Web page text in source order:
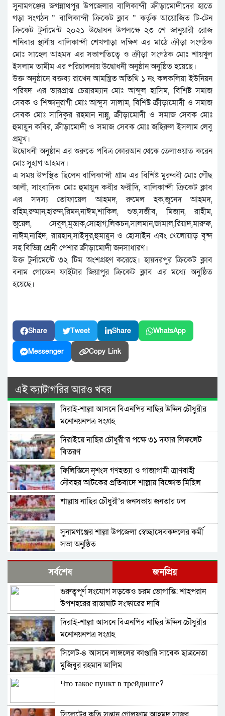
সুনামগঞ্জের জগন্নাথপুর উপজেলার বালিকান্দী ক্রীড়ামোদীদের হাতে
গড়া সংগঠন ” বালিকান্দী ক্রিকেট ক্লাব ” কর্তৃক আয়োজিত টি-টেন
ক্রিকেট টুর্নামেন্ট ২০২১ উদ্বোধন উপলক্ষে ২৩ শে জানুয়ারী রোজ
শনিবার স্থানীয় বালিকান্দী শেখপাড়া দক্ষিণ এর মাঠে ক্রীড়া সংগঠক
মোঃ সাহেল আহমদ এর সভাপতিত্বে ও ক্রীড়া সংগঠক মোঃ শায়খুল
ইসলাম তামীম এর পরিচালনায় উদ্বোধনী অনুষ্ঠান অনুষ্ঠিত হয়েছে।
উক্ত অনুষ্ঠানে বক্তব্য রাখেন আমন্ত্রিত অতিথি ১ নং কলকলিয়া ইউনিয়ন
পরিষদ এর ভারপ্রাপ্ত চেয়ারম্যান মোঃ আব্দুল হাসিম, বিশিষ্ট সমাজ
সেবক ও শিক্ষানুরাগী মোঃ আব্দুস সালাম, বিশিষ্ট ক্রীড়ামোদী ও সমাজ
সেবক মোঃ সাদিকুর রহমান নান্নু, ক্রীড়ামোদী ও সমাজ সেবক মোঃ
হুমায়ুন কবির, ক্রীড়ামোদী ও সমাজ সেবক মোঃ জহিরুল ইসলাম লেবু
প্রমূখ।
উদ্বোধনী অনুষ্ঠান এর শুরুতে পবিত্র কোরআন থেকে তেলাওয়াত করেন
মোঃ সুহাগ আহমদ।
এ সময় উপস্থিত ছিলেন বালিকান্দী গ্রাম এর বিশিষ্ট মুরুব্বী মোঃ গৌছ
আলী, সাংবাদিক মোঃ হুমায়ুন কবীর ফরীদি, বালিকান্দী ক্রিকেট ক্লাব
এর সদস্য তোফায়েল আহমদ, রুমেল হক,জুনেদ আহমদ,
রহিম,রুমান,হারুন,রিমন,নাঈম,শাকিল, শুভ,সজীব, মিজান, রাহীম,
জুয়েল, সেবুল,মুস্তাক,সোহাগ,লিকচন,সালমান,জামাল,রিয়াদ,মারুফ,
নাঈম,নাহিদ, রায়হান,সাইদুর,হুমায়ুন ও হোসাইন এবং খেলোয়াড় বৃন্দ
সহ বিভিন্ন শ্রেনী পেশার ক্রীড়ামোদী জনসাধারণ।
উক্ত টুর্নামেন্টে ৩২ টিম অংশগ্রহণ করেছে। হায়দরপুর ক্রিকেট ক্লাব
বনাম গোল্ডেন ফাইটার জিয়াপুর ক্রিকেট ক্লাব এর মধ্যে অনুষ্ঠিত
হয়েছে।
Share Tweet Share WhatsApp
Messenger Copy Link
এই ক্যাটাগরির আরও খবর
দিরাই-শাল্লা আসনে বিএনপির নাছির উদ্দিন চৌধুরীর
মনোনয়নপত্র সংগ্রহ
দিরাইয়ে নাছির চৌধুরী’র পক্ষে ৩১ দফার লিফলেট
বিতরণ
ফিলিস্তিনে নৃশংস গণহত্যা ও গাজাগামী ত্রাণবাহী
নৌবহর আটকের প্রতিবাদে শাল্লায় বিক্ষোভ মিছিল
শাল্লায় নাছির চৌধুরী’র জনসভায় জনতার ঢল
সুনামগঞ্জের শাল্লা উপজেলা স্বেচ্ছাসেবকদলের কর্মী
সভা অনুষ্ঠিত
দিরাইয়ে মাওলানা মুশতাক গাজীনগরীর হত্যার
প্রতিবাদে বিক্ষোভ মিছিল ও সমাবেশ অনুষ্ঠিত
শাল্লায় স্বেচ্চায় রক্তদানের ছোট উদ্যোগ থেকে সুদৃঢ়
মানবিক নেটওয়ার্ক
শাল্লায় বিএনপির প্রতিষ্ঠাবার্ষিকী পালিত
নাশকতার মামলায় বিএনপির ৫২ নেতাকর্মী
আসামি,বিএনপি সেক্রেটারী প্রার্থী সহোদর আ,লীগ
নেতা ওই মামলার প্রধান সাক্ষী!
তাহিরপুরে ব্যবসায়ীর বিরুদ্ধে মিথ্যা মামলা প্রতিকার
সর্বশেষ জনপ্রিয়
গুরুত্বপূর্ণ সংযোগ সড়কেও চরম ভোগান্তি: শাহপরান
উপশহরের রাস্তাঘাট সংস্কারের দাবি
দিরাই-শাল্লা আসনে বিএনপির নাছির উদ্দিন চৌধুরীর
মনোনয়নপত্র সংগ্রহ
সিলেট-৪ আসনে লাঙ্গলের কাণ্ডারি সাবেক ছাত্রনেতা
মুজিবুর রহমান ডালিম
Что такое пункт в трейдинге?